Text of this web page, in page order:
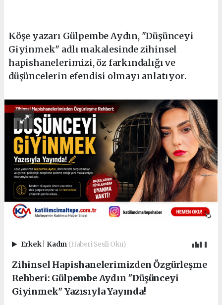
Köşe yazarı Gülpembe Aydın, "Düşünceyi
Giyinmek" adlı makalesinde zihinsel
hapishanelerimizi, öz farkındalığı ve
düşüncelerin efendisi olmayı anlatıyor.
Erkek Kadın (Haberi Sesli Oku)
Zihinsel Hapishanelerimizden Özgürleşme
Rehberi: Gülpembe Aydın "Düşünceyi
Giyinmek" Yazısıyla Yayında!